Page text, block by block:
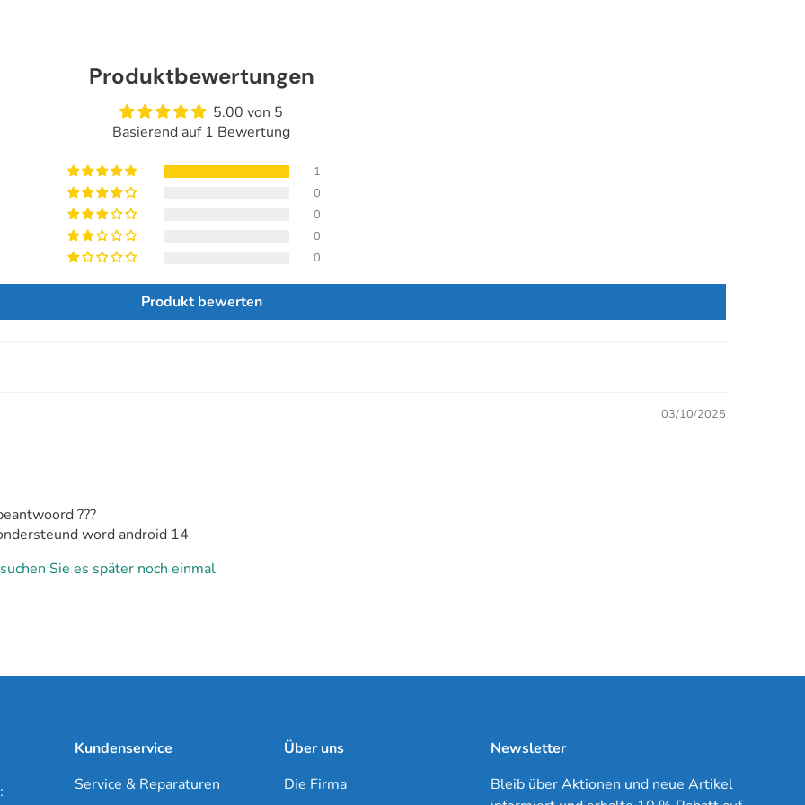
Produktbewertungen
5.00 von 5
Basierend auf 1 Bewertung
1
0
0
0
0
Produkt bewerten
03/10/2025
???
word android 14
Sie es später noch einmal
Kundenservice
Service & Reparaturen
Über uns
Die Firma
Newsletter
Bleib über Aktionen und neue Artikel